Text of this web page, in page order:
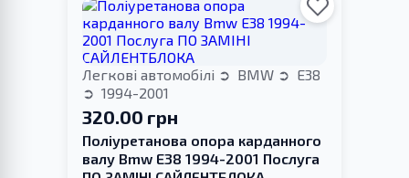
Легкові автомобілі BMW
E38
1994-2001
320.00 грн
Поліуретанова опора карданного
валу Bmw E38 1994-2001 Послуга